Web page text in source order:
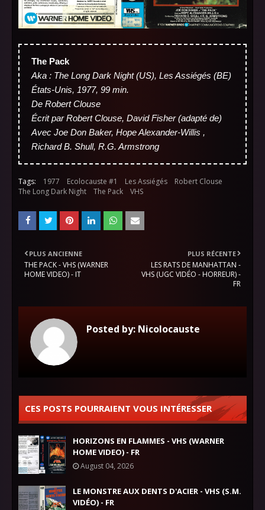
The Pack
Aka : The Long Dark Night (US), Les Assiégés (BE)
États-Unis, 1977, 99 min.
De Robert Clouse
Écrit par Robert Clouse, David Fisher (adapté de)
Avec Joe Don Baker, Hope Alexander-Willis ,
Richard B. Shull, R.G. Armstrong
Tags: 1977 Ecolocauste #1 Les Assiégés
Robert Clouse
The Long Dark Night
The Pack VHS
PLUS RÉCENTE
LES RATS DE MANHATTAN -
VHS (UGC VIDÉO - HORREUR) -
FR
PLUS ANCIENNE
THE PACK - VHS (WARNER
HOME VIDEO) - IT
Posted by: Nicolocauste
CES POSTS POURRAIENT VOUS INTÉRESSER
HORIZONS EN FLAMMES - VHS (WARNER
HOME VIDEO) - FR
August 04, 2026
LE MONSTRE AUX DENTS D'ACIER - VHS (S.M.
VIDÉO) - FR